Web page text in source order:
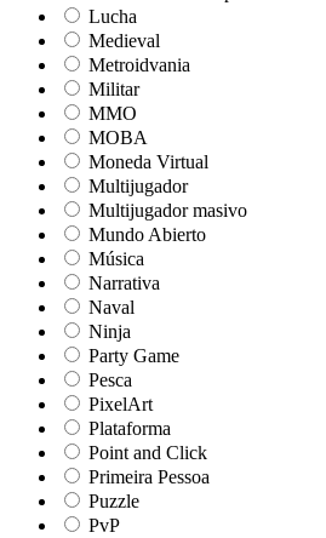
Lucha
Medieval
Metroidvania
Militar
MMO
MOBA
Moneda Virtual
Multijugador
Multijugador masivo
Mundo Abierto
Música
Narrativa
Naval
Ninja
Party Game
Pesca
PixelArt
Plataforma
Point and Click
Primeira Pessoa
Puzzle
PvP